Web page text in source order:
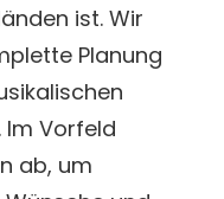
ist. Wir
Planung
Im Vorfeld
ab, um